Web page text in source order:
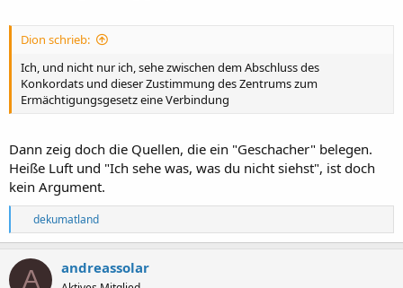
Dion schrieb:
Ich, und nicht nur ich, sehe zwischen dem Abschluss des
Konkordats und dieser Zustimmung des Zentrums zum
Ermächtigungsgesetz eine Verbindung
Dann zeig doch die Quellen, die ein "Geschacher" belegen.
Heiße Luft und "Ich sehe was, was du nicht siehst", ist doch
kein Argument.
R
e
a
k
t
dekumatland
A andreassolar